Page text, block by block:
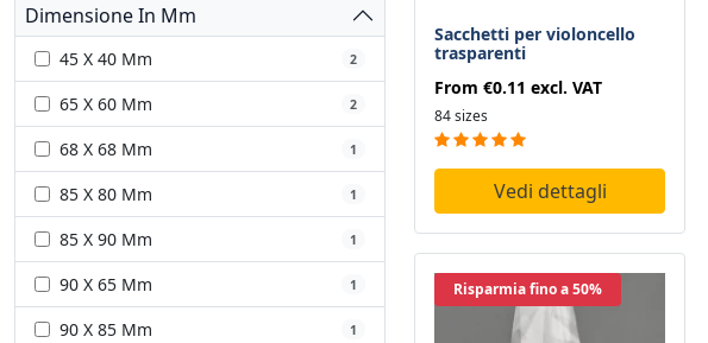
Dimensione In Mm
45 X 40 Mm 2
65 X 60 Mm 2
68 X 68 Mm 1
85 X 80 Mm 1
85 X 90 Mm 1
90 X 65 Mm 1
90 X 85 Mm 1
Sacchetti per violoncello
trasparenti
From €0.11 excl. VAT
84 sizes
Vedi dettagli
Risparmia fino a 50%